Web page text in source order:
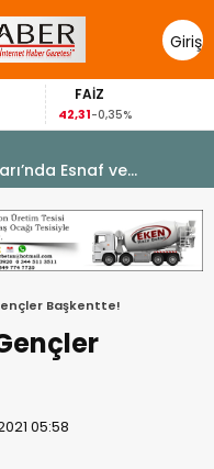
Giriş
Yap
FAİZ
42,31-0,35%
Esnaf ve
Başkentte!
05:58